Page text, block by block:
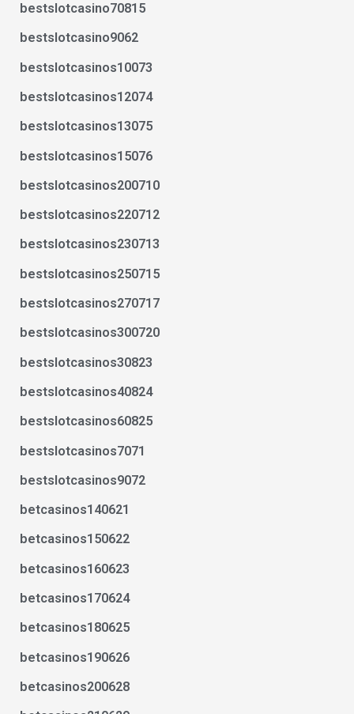
bestslotcasino70815
bestslotcasino9062
bestslotcasinos10073
bestslotcasinos12074
bestslotcasinos13075
bestslotcasinos15076
bestslotcasinos200710
bestslotcasinos220712
bestslotcasinos230713
bestslotcasinos250715
bestslotcasinos270717
bestslotcasinos300720
bestslotcasinos30823
bestslotcasinos40824
bestslotcasinos60825
bestslotcasinos7071
bestslotcasinos9072
betcasinos140621
betcasinos150622
betcasinos160623
betcasinos170624
betcasinos180625
betcasinos190626
betcasinos200628